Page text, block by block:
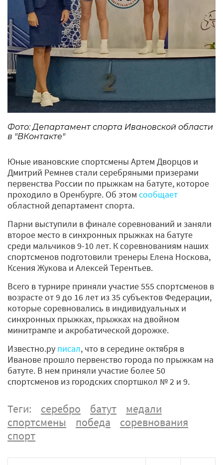
Фото: Департамент спорта Ивановской области
в "ВКонтакте"
Юные ивановские спортсмены Артем Дворцов и
Дмитрий Ремнев стали серебряными призерами
первенства России по прыжкам на батуте, которое
проходило в Оренбурге. Об этом сообщает
областной департамент спорта.
Парни выступили в финале соревнований и заняли
второе место в синхронных прыжках на батуте
среди мальчиков 9-10 лет. К соревнованиям наших
спортсменов подготовили тренеры Елена Носкова,
Ксения Жукова и Алексей Терентьев.
Всего в турнире приняли участие 555 спортсменов в
возрасте от 9 до 16 лет из 35 субъектов Федерации,
которые соревновались в индивидуальных и
синхронных прыжках, прыжках на двойном
минитрампе и акробатической дорожке.
Известно.ру писал, что в середине октября в
Иванове прошло первенство города по прыжкам на
батуте. В нем приняли участие более 50
спортсменов из городских спортшкол № 2 и 9.
Теги: серебро батут
медали
спортсмены
победа
соревнования
спорт